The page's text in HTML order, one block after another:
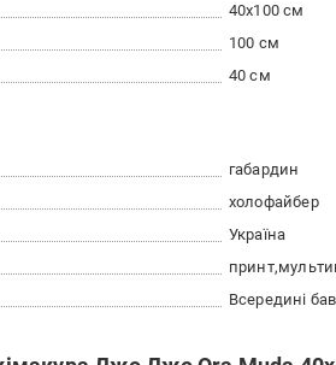
40x100 см
100 см
40 см
габардин
холофайбер
Україна
принт
Всередині